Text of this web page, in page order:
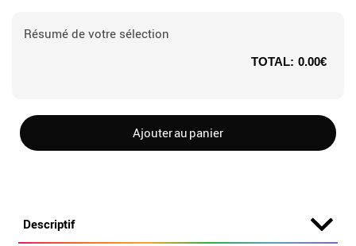
Résumé de votre sélection
TOTAL: 0.00€
Ajouter au panier
Descriptif